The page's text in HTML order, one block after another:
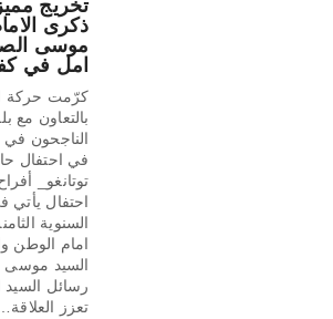
تخريج
ذكرى
موسى
امل في
كرّمت حركة
بالتعاون مع
الناجحون في
في احتفال
توتانغو_
احتفال
السنوية
امام الوطن
السيد موسى
رسائل السيد
تعزز العلاقة…